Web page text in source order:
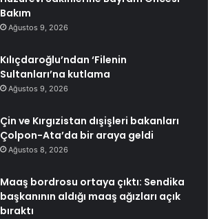
Bakım
Ağustos 9, 2026
Kılıçdaroğlu’ndan ‘Filenin
Sultanları’na kutlama
Ağustos 9, 2026
Çin ve Kırgızistan dışişleri bakanları
Çolpon-Ata’da bir araya geldi
Ağustos 8, 2026
Maaş bordrosu ortaya çıktı: Sendika
başkanının aldığı maaş ağızları açık
bıraktı